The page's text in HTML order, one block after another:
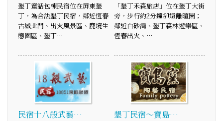
墾丁童話包棟民宿位在屏東墾
丁，為合法墾丁民宿，鄰近恆春
古城北門、出火風景區、鹿境生
態園區、墾丁…
「墾丁禾森旅店」位在墾丁大街
旁，步行約2分鐘卻遠離暄鬧；
鄰近白砂灣、墾丁森林遊樂區、
恆春出火、…
民宿十八般武藝… 墾丁民宿～寶島…